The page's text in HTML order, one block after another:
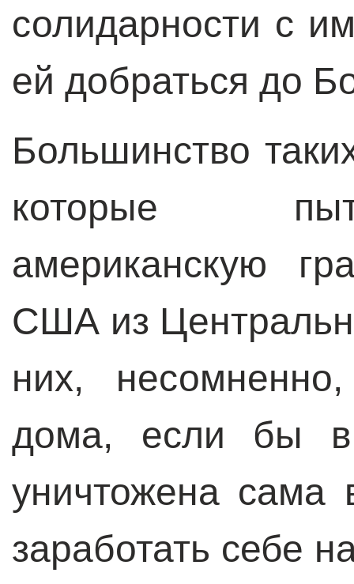
солидарности с
ей добраться до
Большинство
которые
американскую
США из
них,
дома, если бы
уничтожена сама
заработать себе